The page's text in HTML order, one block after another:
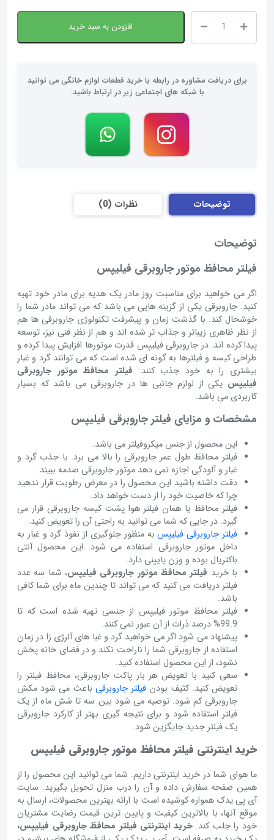
فیلتر
محافظ
جاروبرقی
افزودن به سبد خرید
برای دریافت مشاوره در رابطه با خرید قطعات لوازم خانگی می توانید
با شبکه های اجتماعی زیر در ارتباط باشید.
توضیحات نظرات (0)
توضیحات
فیلتر محافظ موتور جاروبرقی فیلیپس
اگر می خواهید برای مناسبت روز مادر یک هدیه برای مادر خود تهیه
کنید. جاروبرقی یکی از گزینه هایی می باشد که می تواند مادر شما را
خوشحال کند. با گذشت زمان و پیشرفت تکنولوژی جاروبرقی ها هم
از نظر ظاهری زیباتر و جذاب تر شده اند و هم از نظر فنی نیز، توسعه
پیدا کرده اند. در جاروبرقی فیلیپس قدرت موتورها افزایش پیدا کرده و
طراحی کیسه و فیلترها به گونه ای شده است که می توانند گرد و غبار
بیشتری را به خود جذب کنند. فیلتر محافظ موتور جاروبرقی
فیلیپس یکی از لوازم جانبی ها در جاروبرقی می باشد که بسیار
کاربردی می باشد.
مشخصات و مزایای فیلتر جاروبرقی فیلیپس
این محصول از جنس میکروفیلتر می باشد.
فیلتر محافظ طول عمر جاروبرقی را بالا می برد. با جذب گرد و
غبار و آلودگی اجازه نمی دهد موتور جاروبرقی صدمه ببیند.
دقت داشته باشید این محصول را در معرض رطوبت قرار ندهید
چرا که خاصیت خود را از دست خواهد داد.
فیلتر محافظ یا همان فیلتر هوا پشت کیسه جاروبرقی قرار می
گیرد. در جایی که شما می توانید به راحتی آن را تعویض کنید.
فیلتر جاروبرقی فیلیپسبه منظور جلوگیری از نفوذ گرد و غبار به
داخل موتور جاروبرقی استفاده می شود. این محصول آنتی
باکتریال بوده و وزن پایینی دارد.
با خرید فیلتر محافظ موتور جاروبرقی فیلیپس، شما سه عدد
فیلتر دریافت می کنید که می تواند تا چندین ماه برای شما کافی
باشد.
فیلتر محافظ موتور فیلیپس از جنسی تهیه شده است که تا
99.9% درصد ذرات از آن عبور نمی کنند.
پیشنهاد می شود اگر می خواهید گرد و غبا های آلرژی زا در زمان
استفاده از جاروبرقی شما را ناراحت نکند و در فضای خانه پخش
نشود، از این محصول استفاده کنید.
سعی کنید با تعویض هر بار پاکت جاروبرقی، محافظ فیلتر را
تعویض کنید. کثیف بودن فیلتر جاروبرقی باعث می شود مکش
جاروبرقی کم شود. توصیه می شود بین سه تا شش ماه از یک
فیلتر استفاده شود و برای نتیجه گیری بهتر از کارکرد جاروبرقی
یک فیلتر جدید جایگزین شود.
خرید اینترنتی فیلتر محافظ موتور جاروبرقی فیلیپس
ما هوای شما در خرید اینترنتی داریم. شما می توانید این محصول را از
همین صفحه سفارش داده و آن را درب منزل تحویل بگیرید. سایت
آی پی یدک همواره کوشیده است با ارائه بهترین محصولات، ارسال به
موقع آنها، با بالاترین کیفیت و پایین ترین قیمت رضایت مشتریان
خود را جلب کند.خرید اینترنتی فیلتر محافظ جاروبرقی فیلیپس،